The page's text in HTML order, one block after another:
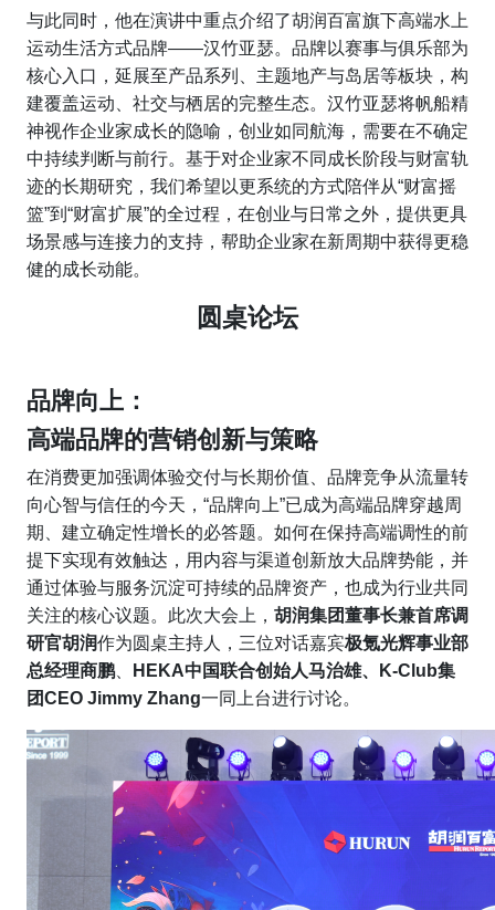
与此同时，他在演讲中重点介绍了胡润百富旗下高端水上
运动生活方式品牌——汉竹亚瑟。品牌以赛事与俱乐部为
核心入口，延展至产品系列、主题地产与岛居等板块，构
建覆盖运动、社交与栖居的完整生态。汉竹亚瑟将帆船精
神视作企业家成长的隐喻，创业如同航海，需要在不确定
中持续判断与前行。基于对企业家不同成长阶段与财富轨
迹的长期研究，我们希望以更系统的方式陪伴从“财富摇
篮”到“财富扩展”的全过程，在创业与日常之外，提供更具
场景感与连接力的支持，帮助企业家在新周期中获得更稳
健的成长动能。
圆桌论坛
品牌向上：
高端品牌的营销创新与策略
在消费更加强调体验交付与长期价值、品牌竞争从流量转
向心智与信任的今天，“品牌向上”已成为高端品牌穿越周
期、建立确定性增长的必答题。如何在保持高端调性的前
提下实现有效触达，用内容与渠道创新放大品牌势能，并
通过体验与服务沉淀可持续的品牌资产，也成为行业共同
关注的核心议题。此次大会上， 胡润集团董事长兼首席调
研官胡润作为圆桌主持人，三位对话嘉宾极氪光辉事业部
总经理商鹏、
HEKA中国联合创始人马治雄、K-Club集
团CEO Jimmy Zhang一同上台进行讨论。